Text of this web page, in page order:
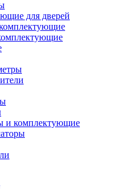
для дверей
и комплектующие